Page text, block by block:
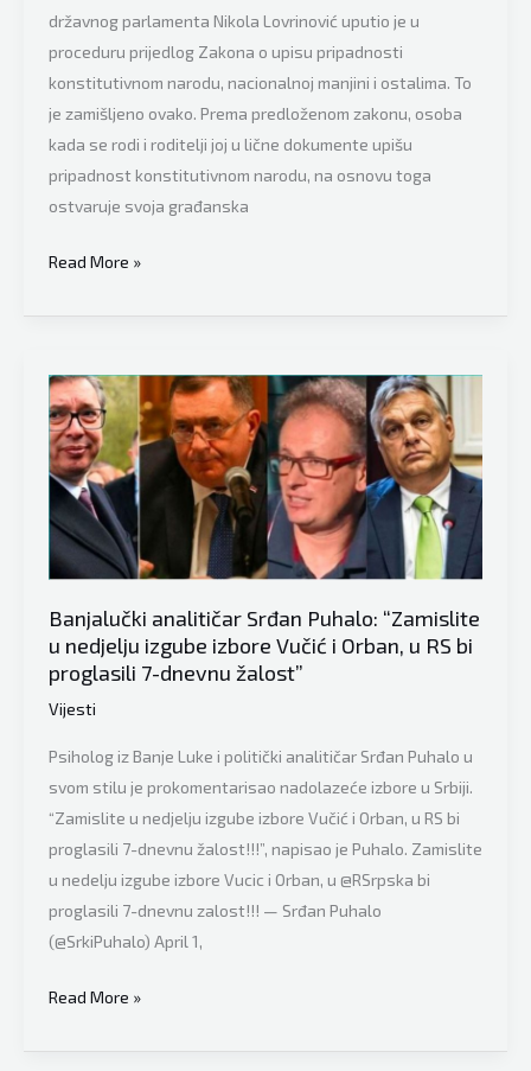
jezički
ne
razumiju…
državnog parlamenta Nikola Lovrinović uputio je u
proceduru prijedlog Zakona o upisu pripadnosti
konstitutivnom narodu, nacionalnoj manjini i ostalima. To
je zamišljeno ovako. Prema predloženom zakonu, osoba
kada se rodi i roditelji joj u lične dokumente upišu
pripadnost konstitutivnom narodu, na osnovu toga
ostvaruje svoja građanska
Srđan
“Dragan
bi
bio
Ostali,
a
Hrvati
Bosni
Hercegovini
i
danas
lutali
tražeći
legitimnog
predstavnika”
Read More »
Banjalučki analitičar Srđan Puhalo: “Zamislite
u nedjelju izgube izbore Vučić i Orban, u RS bi
proglasili 7-dnevnu žalost”
Vijesti
Psiholog iz Banje Luke i politički analitičar Srđan Puhalo u
svom stilu je prokomentarisao nadolazeće izbore u Srbiji.
“Zamislite u nedjelju izgube izbore Vučić i Orban, u RS bi
proglasili 7-dnevnu žalost!!!”, napisao je Puhalo. Zamislite
u nedelju izgube izbore Vucic i Orban, u @RSrpska bi
proglasili 7-dnevnu zalost!!! — Srđan Puhalo
(@SrkiPuhalo) April 1,
Banjalučki
Srđan
Read More »